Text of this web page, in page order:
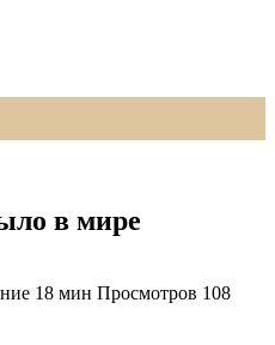
в мире
18 мин Просмотров 108